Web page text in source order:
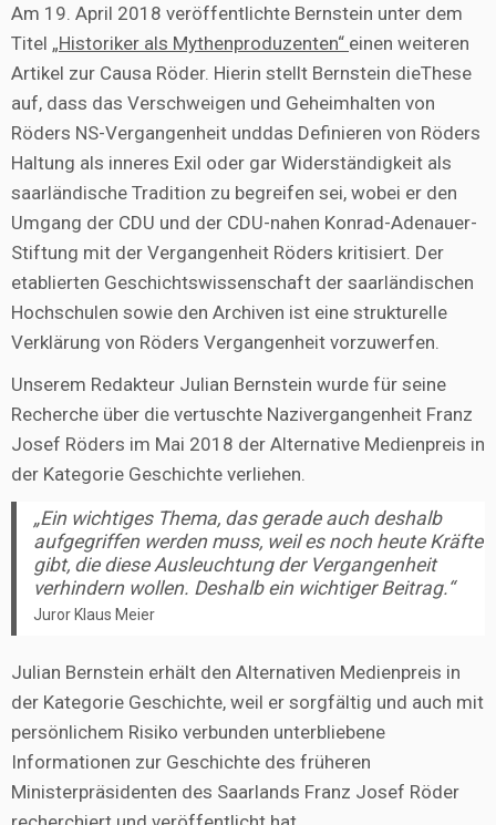
Am 19. April 2018 veröffentlichte Bernstein unter dem
Titel „Historiker als Mythenproduzenten“ einen weiteren
Artikel zur Causa Röder. Hierin stellt Bernstein dieThese
auf, dass das Verschweigen und Geheimhalten von
Röders NS-Vergangenheit unddas Definieren von Röders
Haltung als inneres Exil oder gar Widerständigkeit als
saarländische Tradition zu begreifen sei, wobei er den
Umgang der CDU und der CDU-nahen Konrad-Adenauer-
Stiftung mit der Vergangenheit Röders kritisiert. Der
etablierten Geschichtswissenschaft der saarländischen
Hochschulen sowie den Archiven ist eine strukturelle
Verklärung von Röders Vergangenheit vorzuwerfen.
Unserem Redakteur Julian Bernstein wurde für seine
Recherche über die vertuschte Nazivergangenheit Franz
Josef Röders im Mai 2018 der Alternative Medienpreis in
der Kategorie Geschichte verliehen.
„Ein wichtiges Thema, das gerade auch deshalb
aufgegriffen werden muss, weil es noch heute Kräfte
gibt, die diese Ausleuchtung der Vergangenheit
verhindern wollen. Deshalb ein wichtiger Beitrag.“
Juror Klaus Meier
Julian Bernstein erhält den Alternativen Medienpreis in
der Kategorie Geschichte, weil er sorgfältig und auch mit
persönlichem Risiko verbunden unterbliebene
Informationen zur Geschichte des früheren
Ministerpräsidenten des Saarlands Franz Josef Röder